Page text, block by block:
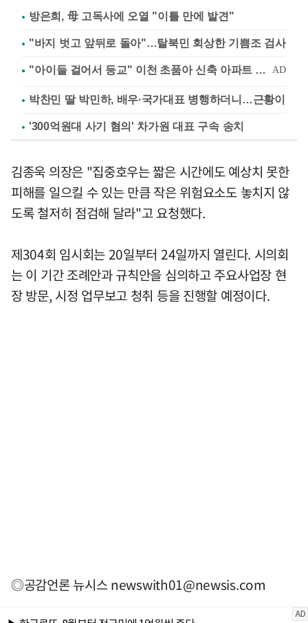
방은희, 母 고독사에 오열 "이틀 만에 발견"
"바지 벗고 앞뒤로 돌아"…탈북민 회상한 기쁨조 검사
박찬민 딸 박민하, 배우·국가대표 병행하더니…근황이
'300억원대 사기 혐의' 차가원 대표 구속 송치
김종욱 의장은 "집중호우는 짧은 시간에도 예상치 못한
피해를 일으킬 수 있는 만큼 작은 위험요소도 놓치지 않
도록 철저히 점검해 달라"고 요청했다.
제304회 임시회는 20일부터 24일까지 열린다. 시의회
는 이 기간 조례안과 규칙안을 심의하고 주요사업장 현
장 방문, 시정 업무보고 청취 등을 진행할 예정이다.
◎공감언론 뉴시스newswith01@newsis.com